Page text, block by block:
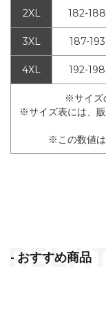
2XL 182-
3XL 187-
4XL 192-
※サイズ
※サイズ表には、
※この数値は
- おすすめ商品